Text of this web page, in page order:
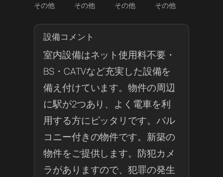
その他 その他 その他 その他
設備コメント
室内設備はネット使用料不要・
BS・CATVなど充実した設備を
備え付けています。物件の周辺
に駅が2つあり、よく電車を利
用する方にピッタリです。バル
コニー付きの物件です。新築の
物件をご提供します。防犯カメ
ラがありますので、犯罪の発生